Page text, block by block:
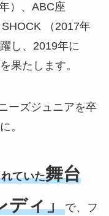
）、ABC座
（2017年
し、2019年に
果たします。
ーズジュニアを卒
。
ていた舞台
ディ」で、フ